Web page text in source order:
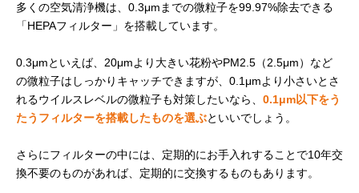
多くの空気清浄機は、0.3μmまでの微粒子を99.97%除去できる
「HEPAフィルター」を搭載しています。
0.3μmといえば、20μmより大きい花粉やPM2.5（2.5μm）など
の微粒子はしっかりキャッチできますが、0.1μmより小さいとさ
れるウイルスレベルの微粒子も対策したいなら、 0.1μm以下をう
たうフィルターを搭載したものを選ぶといいでしょう。
さらにフィルターの中には、定期的にお手入れすることで10年交
換不要のものがあれば、定期的に交換するものもあります。